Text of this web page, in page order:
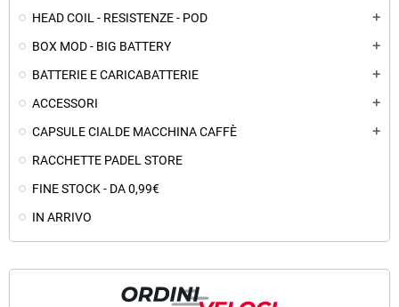
HEAD COIL - RESISTENZE - POD add
BOX MOD - BIG BATTERY add
BATTERIE E CARICABATTERIE add
ACCESSORI add
CAPSULE CIALDE MACCHINA CAFFÈ add
RACCHETTE PADEL STORE
FINE STOCK - DA 0,99€
IN ARRIVO